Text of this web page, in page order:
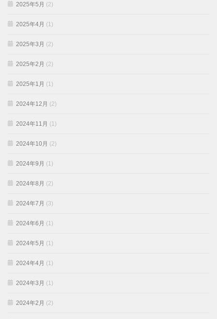
2025年5月 (2)
2025年4月 (1)
2025年3月 (2)
2025年2月 (2)
2025年1月 (1)
2024年12月 (2)
2024年11月 (1)
2024年10月 (2)
2024年9月 (1)
2024年8月 (2)
2024年7月 (3)
2024年6月 (1)
2024年5月 (1)
2024年4月 (1)
2024年3月 (1)
2024年2月 (2)